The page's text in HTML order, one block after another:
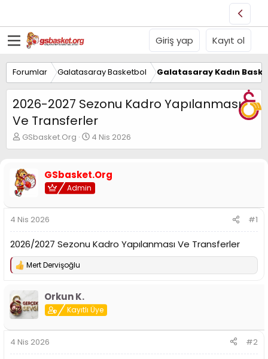
Giriş yap Kayıt ol
Forumlar Galatasaray Basketbol Galatasaray Kadın
2026-2027 Sezonu Kadro Yapılanması
Ve Transferler
K
o
u
y
u
a
ş
l
a
t
a
n
GSbasket.Org
B
a
a
n
ı
t
a
r
h
4 Nis 2026
GSbasket.Org
Admin
4 Nis 2026 #1
2026/2027 Sezonu Kadro Yapılanması Ve Transferler
T
k
i
l
:
Mert Dervişoğlu
Orkun K.
Kayıtlı Üye
4 Nis 2026 #2